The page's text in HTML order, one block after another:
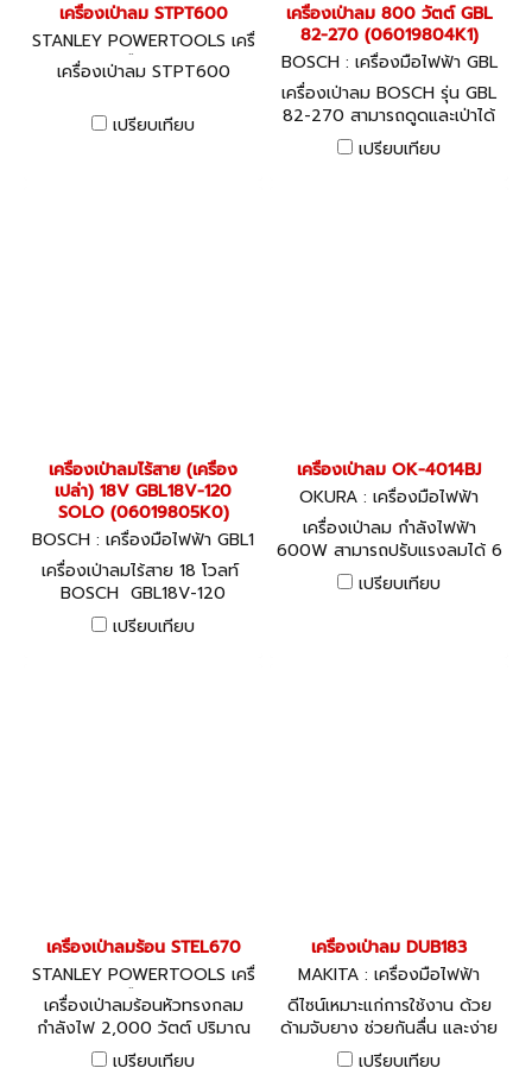
เครื่องเป่าลม STPT600
STANLEY POWERTOOLS เครื่
องมือไฟฟ้า
เครื่องเป่าลม STPT600
เปรียบเทียบ
เครื่องเป่าลม 800 วัตต์ GBL
82-270 (06019804K1)
BOSCH : เครื่องมือไฟฟ้า GBL
82-270 (06019804K1)
เครื่องเป่าลม BOSCH รุ่น GBL
82-270 สามารถดูดและเป่าได้
กำลังไฟ 800 w
เปรียบเทียบ
เครื่องเป่าลมไร้สาย (เครื่อง
เปล่า) 18V GBL18V-120
SOLO (06019805K0)
BOSCH : เครื่องมือไฟฟ้า GBL1
8V-120 SOLO (06019805K
0)
เครื่องเป่าลมไร้สาย 18 โวลท์
BOSCH GBL18V-120
SOLO Professional (เครื่อง
เปล่า)
เปรียบเทียบ
เครื่องเป่าลม OK-4014BJ
OKURA : เครื่องมือไฟฟ้า
เครื่องเป่าลม กำลังไฟฟ้า
600W สามารถปรับแรงลมได้ 6
ระดับ ความเร็วรอบขณะหมุน
เปล่า 13000 รอบ/นาที
เปรียบเทียบ
เครื่องเป่าลมร้อน STEL670
STANLEY POWERTOOLS เครื่
องมือไฟฟ้า
เครื่องเป่าลมร้อนหัวทรงกลม
กำลังไฟ 2,000 วัตต์ ปริมาณ
ลมแบบ 2 ระดับ และการตั้งค่า
อุณหภูมิที่หลากหลายเพื่อตอบ
เปรียบเทียบ
เครื่องเป่าลม DUB183
MAKITA : เครื่องมือไฟฟ้า
ดีไซน์เหมาะแก่การใช้งาน ด้วย
ด้ามจับยาง ช่วยกันลื่น และง่าย
ต่อการควบคุม
เปรียบเทียบ